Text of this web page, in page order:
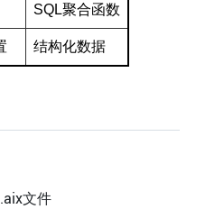
SQL聚合函数
结构化数据
文件